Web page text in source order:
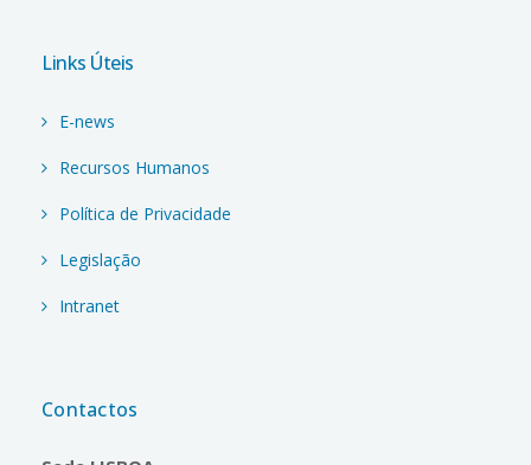
Links Úteis
E-news
Recursos Humanos
Política de Privacidade
Legislação
Intranet
Contactos